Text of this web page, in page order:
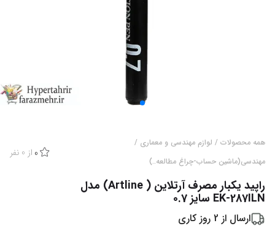
همه محصولات / لوازم مهندسی و معماری /
مهندسی(ماشین حساب-چراغ مطالعه..)
0 از 0 نفر
راپید یکبار مصرف آرتلاین ( Artline) مدل
EK-287ILN سایز 0.7
ارسال از 2 روز کاری